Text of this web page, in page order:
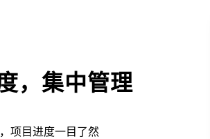
，集中管理
项目进度一目了然